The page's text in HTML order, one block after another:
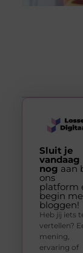
Sluit je
vandaag
nog aan
ons
platform
begin
bloggen!
Heb jij iets
vertellen?
mening,
ervaring of